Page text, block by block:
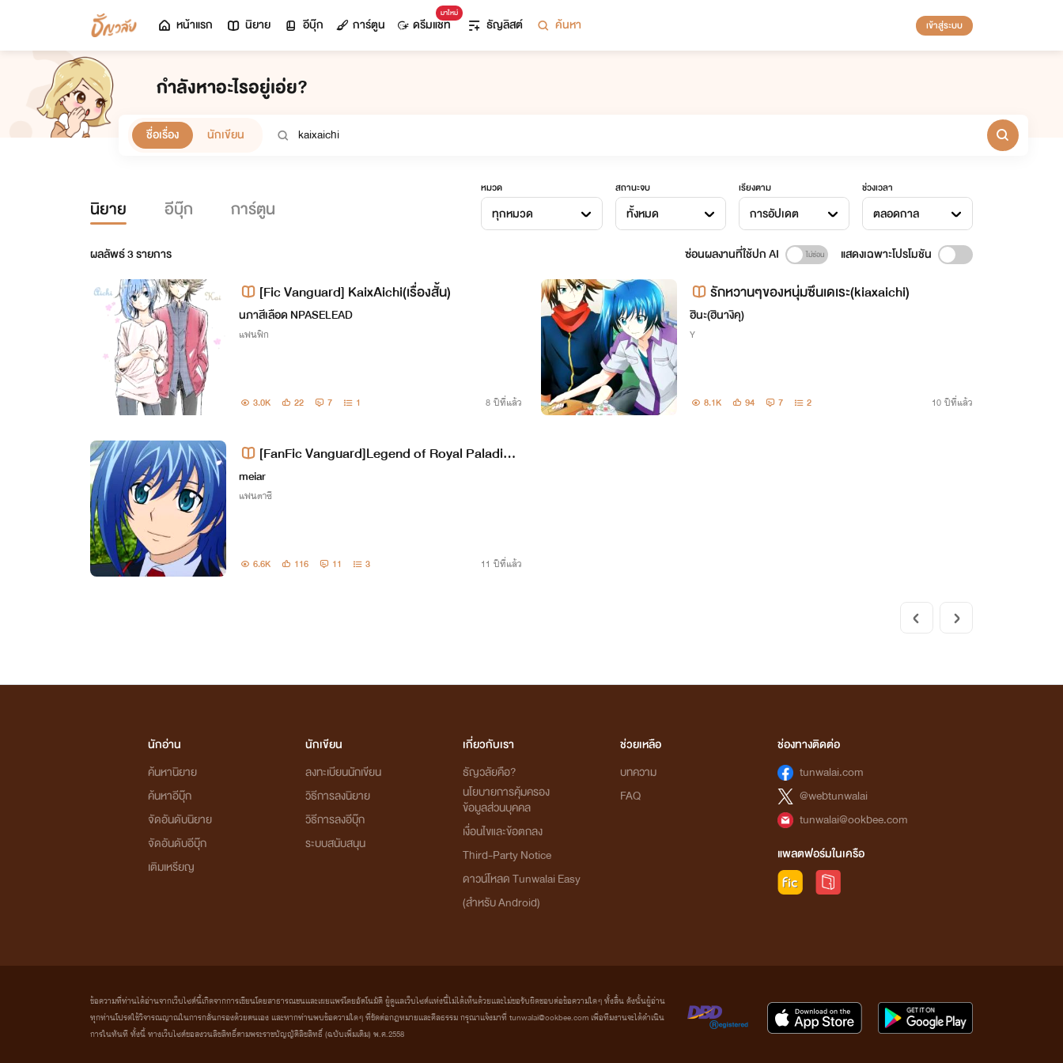
หน้าแรก นิยาย อีบุ๊ก การ์ตูน
มาใหม่
ดรีมแชท ธัญลิสต์ ค้นหา เข้าสู่ระบบ
กำลังหาอะไรอยู่เอ่ย?
ชื่อเรื่อง นักเขียน
นิยาย อีบุ๊ก การ์ตูน
หมวด
ทุกหมวด
สถานะจบ
ทั้งหมด
เรียงตาม
การอัปเดต
ช่วงเวลา
ตลอดกาล
ผลลัพธ์3รายการ ซ่อนผลงานที่ใช้ปก AI แสดงเฉพาะโปรโมชัน
[Fic Vanguard] KaixAichi(เรื่องสั้น)
นภาสีเลือด NPASELEAD
แฟนฟิก
3.0K 22 7 1 8 ปีที่แล้ว
รักหวานๆของหนุ่มซึนเดเระ(kiaxaichi)
ฮินะ(ฮินางิคุ)
Y
8.1K 94 7 2 10 ปีที่แล้ว
[FanFic Vanguard]Legend of Royal Paladin-
Dragon Knight-[Yaoi KaixAichi]
meiar
แฟนตาซี
6.6K 116 11 3 11 ปีที่แล้ว
นักอ่าน
ค้นหานิยาย
ค้นหาอีบุ๊ก
จัดอันดับนิยาย
จัดอันดับอีบุ๊ก
เติมเหรียญ
นักเขียน
ลงทะเบียนนักเขียน
วิธีการลงนิยาย
วิธีการลงอีบุ๊ก
ระบบสนับสนุน
เกี่ยวกับเรา
ธัญวลัยคือ?
นโยบายการคุ้มครอง
ข้อมูลส่วนบุคคล
เงื่อนไขและข้อตกลง
Third-Party Notice
ดาวน์โหลด Tunwalai Easy
(สำหรับ Android)
ช่วยเหลือ
บทความ
FAQ
ช่องทางติดต่อ
tunwalai.com
@webtunwalai
tunwalai@ookbee.com
แพลตฟอร์มในเครือ
ข้อความที่ท่านได้อ่านจากเว็บไซต์นี้เกิดจากการเขียนโดยสาธารณชนและเผยแพร่โดยอัตโนมัติ ผู้ดูแลเว็บไซต์แห่งนี้ไม่ได้เห็นด้วยและไม่ขอรับผิดชอบต่อข้อความใดๆ ทั้งสิ้น ดังนั้นผู้อ่าน
ทุกท่านโปรดใช้วิจารณญาณในการกลั่นกรองด้วยตนเอง และหากท่านพบข้อความใดๆ ที่ขัดต่อกฎหมายและศีลธรรม กรุณาแจ้งมาที่ tunwalai@ookbee.com เพื่อทีมงานจะได้ดำเนิน
การในทันที ทั้งนี้ ทางเว็บไซต์ขอสงวนลิขสิทธิ์ตามพระราชบัญญัติลิขสิทธิ์ (ฉบับเพิ่มเติม) พ.ศ.2558